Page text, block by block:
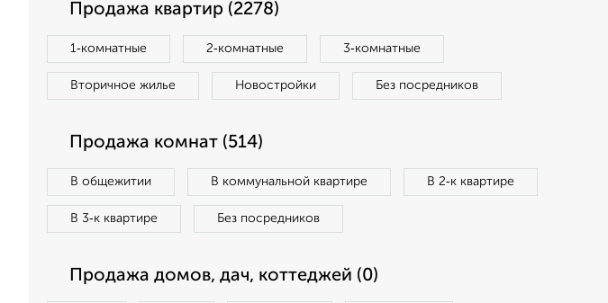
Продажа квартир (2278)
1‑комнатные 2‑комнатные 3‑комнатные
Вторичное жилье Новостройки Без посредников
Продажа комнат (514)
В общежитии В коммунальной квартире В 2‑к квартире
В 3‑к квартире Без посредников
Продажа домов, дач, коттеджей (0)